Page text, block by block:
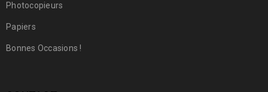
Photocopieurs
Papiers
Bonnes Occasions !